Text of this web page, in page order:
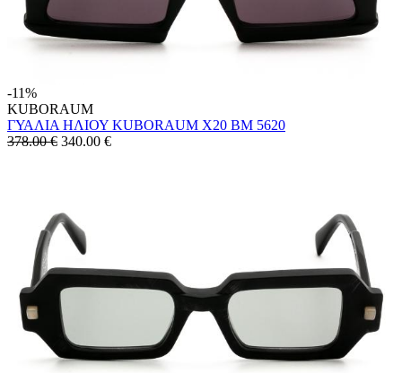
-11%
KUBORAUM
ΓΥΑΛΙΑ ΗΛΙΟΥ KUBORAUM X20 BM 5620
378.00 € 340.00 €